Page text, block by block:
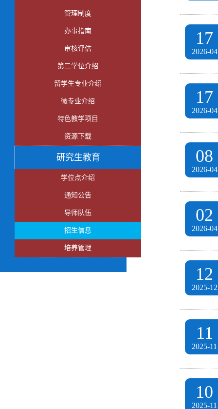
管理制度
办事指南
审核评估
第二学位介绍
留学生专业介绍
微专业介绍
特色教学项目
资源下载
研究生教育
学位点介绍
通知公告
导师队伍
招生信息
培养管理
17
2026-04
17
2026-04
08
2026-04
02
2026-04
12
2025-12
11
2025-11
10
2025-11